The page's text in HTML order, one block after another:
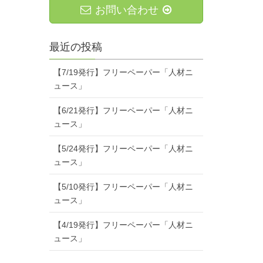
お問い合わせ
最近の投稿
【7/19発行】フリーペーパー「人材ニ
ュース」
【6/21発行】フリーペーパー「人材ニ
ュース」
【5/24発行】フリーペーパー「人材ニ
ュース」
【5/10発行】フリーペーパー「人材ニ
ュース」
【4/19発行】フリーペーパー「人材ニ
ュース」